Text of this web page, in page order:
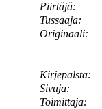
Piirtäjä:
Tussaaja:
Originaali:
Kirjepalsta:
Sivuja:
Toimittaja: